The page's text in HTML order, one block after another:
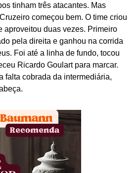
tinham três atacantes. Mas
começou bem. O time criou
aproveitou duas vezes. Primeiro
pela direita e ganhou na corrida
Foi até a linha de fundo, tocou
Ricardo Goulart para marcar.
falta cobrada da intermediária,